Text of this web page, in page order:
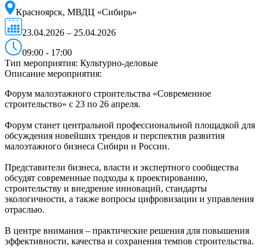
Красноярск, МВДЦ «Сибирь»
23.04.2026 – 25.04.2026
09:00 - 17:00
Тип мероприятия: Культурно-деловые
Описание мероприятия:
Форум малоэтажного строительства «Современное
строительство» с 23 по 26 апреля.
Форум станет центральной профессиональной площадкой для
обсуждения новейших трендов и перспектив развития
малоэтажного бизнеса Сибири и России.
Представители бизнеса, власти и экспертного сообщества
обсудят современные подходы к проектированию,
строительству и внедрение инноваций, стандарты
экологичности, а также вопросы цифровизации и управления
отраслью.
В центре внимания – практические решения для повышения
эффективности, качества и сохранения темпов строительства.